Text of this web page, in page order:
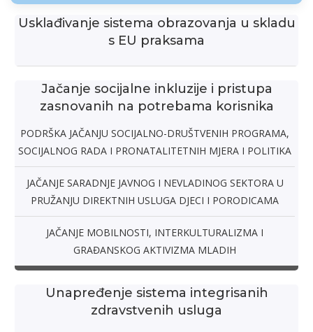
Usklađivanje sistema obrazovanja u skladu
s EU praksama
Jačanje socijalne inkluzije i pristupa
zasnovanih na potrebama korisnika
PODRŠKA JAČANJU SOCIJALNO-DRUŠTVENIH PROGRAMA,
SOCIJALNOG RADA I PRONATALITETNIH MJERA I POLITIKA
JAČANJE SARADNJE JAVNOG I NEVLADINOG SEKTORA U
PRUŽANJU DIREKTNIH USLUGA DJECI I PORODICAMA
JAČANJE MОBILNОSTI, INTЕRKULTURАLIZMA I
GRAĐANSKOG AKTIVIZMA MLАDIH
Unapređenje sistema integrisanih
zdravstvenih usluga